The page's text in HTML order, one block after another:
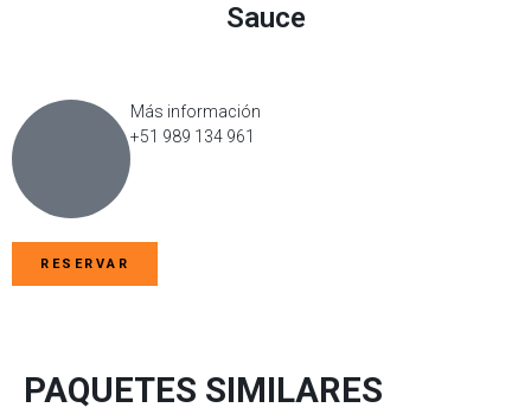
Sauce
Más información
+51 989 134 961
RESERVAR
PAQUETES SIMILARES